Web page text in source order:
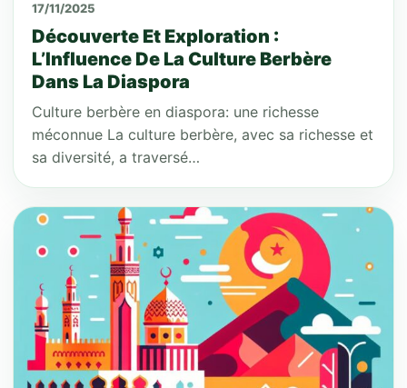
17/11/2025
Découverte Et Exploration :
L’Influence De La Culture Berbère
Dans La Diaspora
Culture berbère en diaspora: une richesse
méconnue La culture berbère, avec sa richesse et
sa diversité, a traversé…